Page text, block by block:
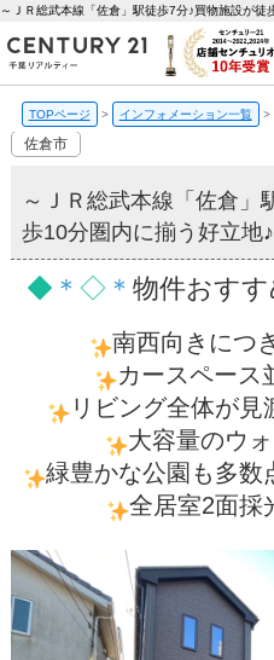
TOPページ > インフォメーション一覧 >
佐倉市
～ＪＲ総武本線「佐倉」
歩10分圏内に揃う好立地
◆ ＊ ◇ ＊ 物件おす
南西向きにつ
カースペー
リビング全体が見
大容量のウ
緑豊かな公園も多数
全居室2面採